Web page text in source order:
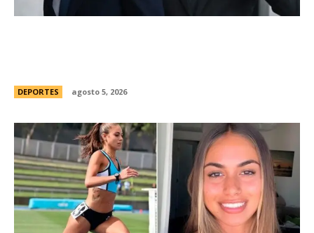
DEPORTES agosto 5, 2026